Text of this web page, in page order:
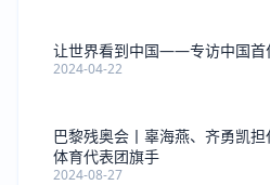
让世界看到中国——专访中国首
2024-04-22
巴黎残奥会丨辜海燕、齐勇凯
体育代表团旗手
2024-08-27